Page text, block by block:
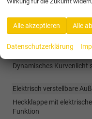
Ambientebeleuchtung in
Bereichsbeleuchtung inkl.
Dynamisches Kurvenlicht
Elektrisch verstellbare
Heckklappe mit
Funktion
Alle akzeptieren Alle
Datenschutzerklärung